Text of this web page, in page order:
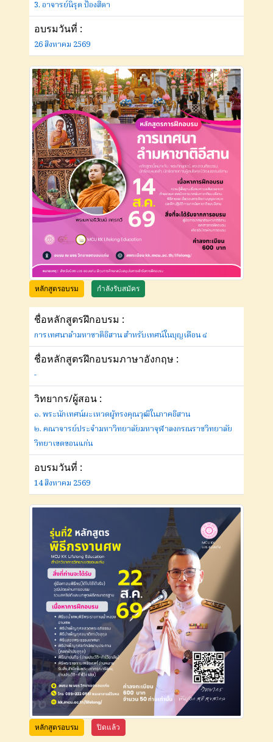
3. อาจารย์นิรุต ป้องสีดา
อบรมวันที่ :
26 สิงหาคม 2569
หลักสูตรอบรม กำลังรับสมัคร
ชื่อหลักสูตรฝึกอบรม :
การเทศนาลำมหาชาติอีสาน สำหรับเทศน์ในบุญเดือน ๔
ชื่อหลักสูตรฝึกอบรมภาษาอังกฤษ :
-
วิทยากร/ผู้สอน :
๑. พระนักเทศน์ผะเหวดผู้ทรงคุณวุฒิในภาคอีสาน
๒. คณาจารย์ประจำมหาวิทยาลัยมหาจุฬาลงกรณราชวิทยาลัย
วิทยาเขตขอนแก่น
อบรมวันที่ :
14 สิงหาคม 2569
หลักสูตรอบรม ปิดแล้ว